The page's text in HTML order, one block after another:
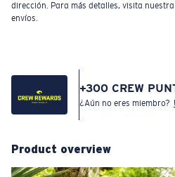
dirección. Para más detalles, visita
envíos.
+300 CREW
¿Aún no eres miembro?
Product overview